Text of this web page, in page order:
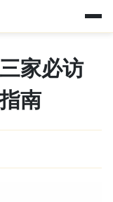
家必访
南